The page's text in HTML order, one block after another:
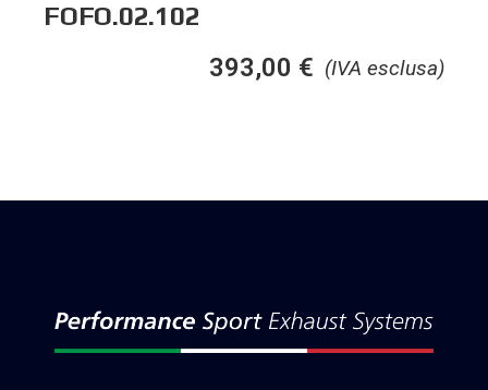
FOFO.02.102
(IVA esclusa)
393,00 €